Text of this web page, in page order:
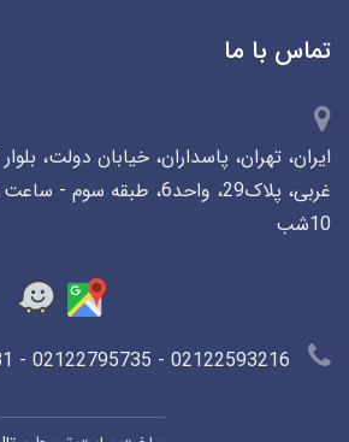
تماس با ما
ایران، تهران، پاسداران، خیابان دولت،
10شب